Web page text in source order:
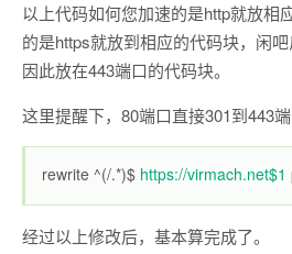
以上代码如何您加速的是http就放相
的是https就放到相应的代码块，闲吧
因此放在443端口的代码块。
这里提醒下，80端口直接301到443端
rewrite ^(/.*)$ https://virmach.net$1
经过以上修改后，基本算完成了。